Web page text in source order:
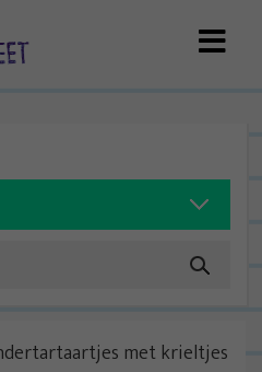
met krieltjes